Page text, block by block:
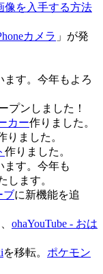
像を入手する方法
カメラ 」が発
す。今年もよろ
プンしました！
カー作りました。
りました。
作りました。
ます。今年も
します。
ブに新機能を追
ohaYouTube - おは
を移転。 ポケモン